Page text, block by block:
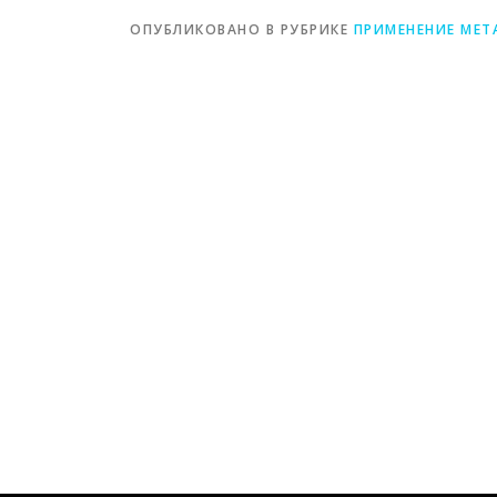
ОПУБЛИКОВАНО В РУБРИКЕ ПРИМЕНЕНИЕ